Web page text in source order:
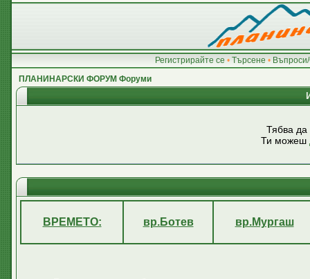
Регистрирайте се • Търсене •
ПЛАНИНАРСКИ ФОРУМ Форуми
Тябва
Ти можеш
ВРЕМЕТО: вр.Ботев вр.Мургаш